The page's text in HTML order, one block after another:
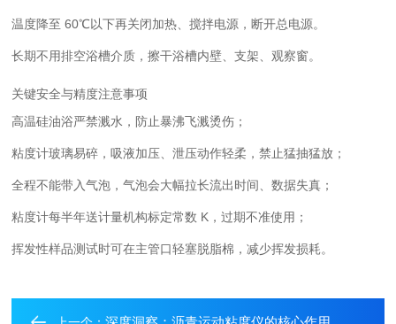
温度降至 60℃以下再关闭加热、搅拌电源，断开总电源。
长期不用排空浴槽介质，擦干浴槽内壁、支架、观察窗。
关键安全与精度注意事项
高温硅油浴严禁溅水，防止暴沸飞溅烫伤；
粘度计玻璃易碎，吸液加压、泄压动作轻柔，禁止猛抽猛放；
全程不能带入气泡，气泡会大幅拉长流出时间、数据失真；
粘度计每半年送计量机构标定常数 K，过期不准使用；
挥发性样品测试时可在主管口轻塞脱脂棉，减少挥发损耗。